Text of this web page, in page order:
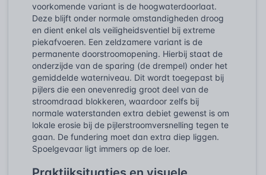
voorkomende variant is de hoogwaterdoorlaat.
Deze blijft onder normale omstandigheden droog
en dient enkel als veiligheidsventiel bij extreme
piekafvoeren. Een zeldzamere variant is de
permanente doorstroomopening. Hierbij staat de
onderzijde van de sparing (de drempel) onder het
gemiddelde waterniveau. Dit wordt toegepast bij
pijlers die een onevenredig groot deel van de
stroomdraad blokkeren, waardoor zelfs bij
normale waterstanden extra debiet gewenst is om
lokale erosie bij de pijlerstroomversnelling tegen te
gaan. De fundering moet dan extra diep liggen.
Spoelgevaar ligt immers op de loer.